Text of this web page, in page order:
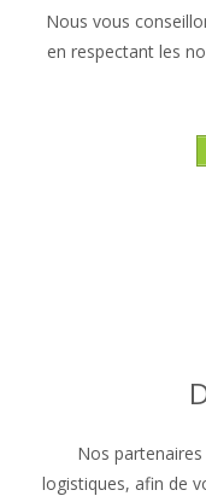
Nous vous
en respectant les
Nos
logistiques, afin de